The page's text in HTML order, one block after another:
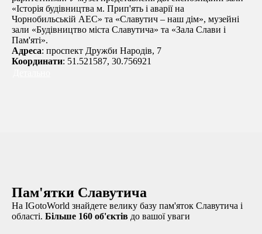
«Історія будівництва м. Прип'ять і аварії на
Чорнобильській АЕС» та «Славутич – наш дім», музейні
зали «Будівництво міста Славутича» та «Зала Слави і
Пам'яті».
Адреса: проспект Дружби Народів, 7
Координати: 51.521587, 30.756921
Пам'ятки Славутича
На IGotoWorld знайдете велику базу пам'яток Славутича і
області. Більше 160 об'єктів до вашої уваги